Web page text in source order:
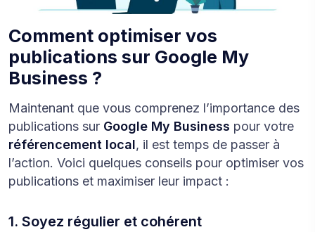
Comment optimiser vos
publications sur Google My
Business ?
Maintenant que vous comprenez l’importance des
publications sur Google My Business pour votre
référencement local, il est temps de passer à
l’action. Voici quelques conseils pour optimiser vos
publications et maximiser leur impact :
1. Soyez régulier et cohérent